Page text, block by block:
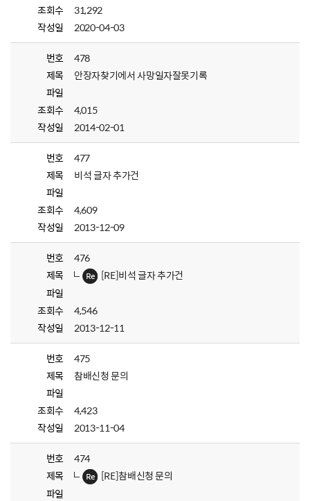
조회수
31,292
작성일
2020-04-03
번호
478
제목
안장자찾기에서 사망일자잘못기록
파일
조회수
4,015
작성일
2014-02-01
번호
477
제목
비석 글자 추가건
파일
조회수
4,609
작성일
2013-12-09
번호
476
제목
[RE]비석 글자 추가건
파일
조회수
4,546
작성일
2013-12-11
번호
475
제목
참배신청 문의
파일
조회수
4,423
작성일
2013-11-04
번호
474
제목
[RE]참배신청 문의
파일